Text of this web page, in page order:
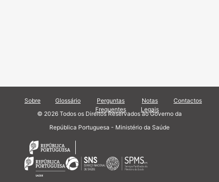
Sobre Glossário
Perguntas
Frequentes
Notas
Legais
Contactos
© 2026 Todos os Direitos Reservados ao Governo da
República Portuguesa - Ministério da Saúde